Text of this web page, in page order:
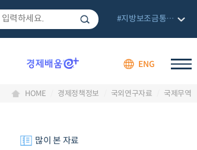
ENG
#지방보조금통합관리망
HOME 경제정책정보 국외연구자료 국제무역
많이 본 자료